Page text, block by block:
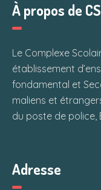
À propos de
Le Complexe
établissement
fondamental et
maliens et
du poste de police,
Adresse